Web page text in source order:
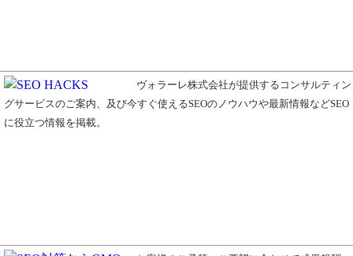
ヴォラーレ株式会社が提供するコンサルティン
グサービスのご案内、及び今すぐ使えるSEOのノウハウや最新情報などSEO
に役立つ情報を掲載。